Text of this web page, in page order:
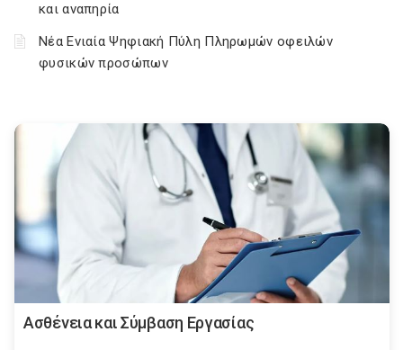
και αναπηρία
Νέα Ενιαία Ψηφιακή Πύλη Πληρωμών οφειλών
φυσικών προσώπων
Ασθένεια και Σύμβαση Εργασίας